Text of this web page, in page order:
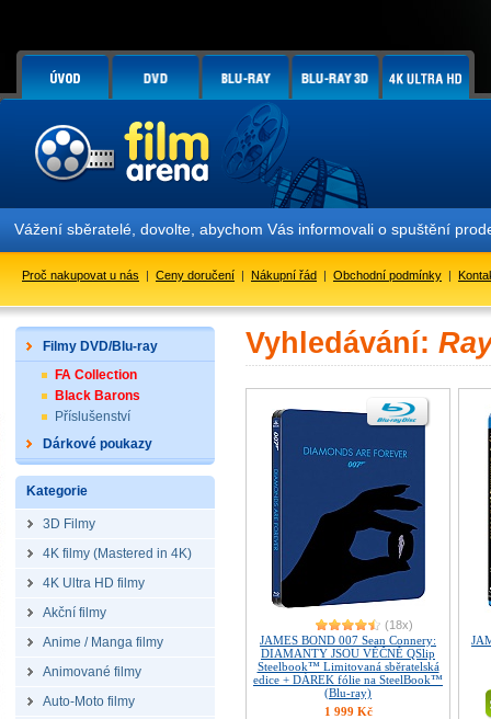
Vážení sběratelé, dovolte, abychom Vás informovali o spuštění
Proč nakupovat u nás | Ceny doručení | Nákupní řád | Obchodní podmínky |
Filmy DVD/Blu-ray
FA Collection
Black Barons
Příslušenství
Dárkové poukazy
Kategorie
3D Filmy
4K filmy (Mastered in 4K)
4K Ultra HD filmy
Akční filmy
Anime / Manga filmy
Animované filmy
Auto-Moto filmy
Vyhledávání:
(18x)
JAMES BOND 007 Sean Connery:
DIAMANTY JSOU VĚČNĚ QSlip
Steelbook™ Limitovaná sběratelská
edice + DÁREK fólie na SteelBook™
(Blu-ray)
1 999 Kč